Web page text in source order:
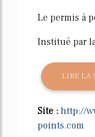
Le permis à
Institué par
LIRE LA
Site : http://
points.com